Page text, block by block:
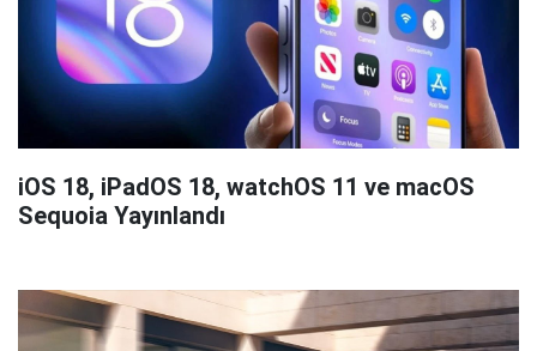
iOS 18, iPadOS 18, watchOS 11 ve macOS
Sequoia Yayınlandı